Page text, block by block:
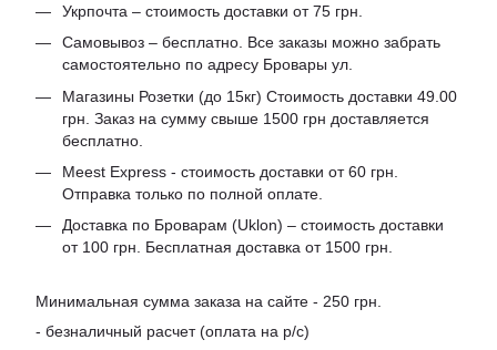
Укрпочта – стоимость доставки от 75 грн.
Самовывоз – бесплатно. Все заказы можно забрать
самостоятельно по адресу Бровары ул.
Магазины Розетки (до 15кг) Стоимость доставки 49.00
грн. Заказ на сумму свыше 1500 грн доставляется
бесплатно.
Meest Express - стоимость доставки от 60 грн.
Отправка только по полной оплате.
Доставка по Броварам (Uklon) – стоимость доставки
от 100 грн. Бесплатная доставка от 1500 грн.
Минимальная сумма заказа на сайте - 250 грн.
- безналичный расчет (оплата на р/с)